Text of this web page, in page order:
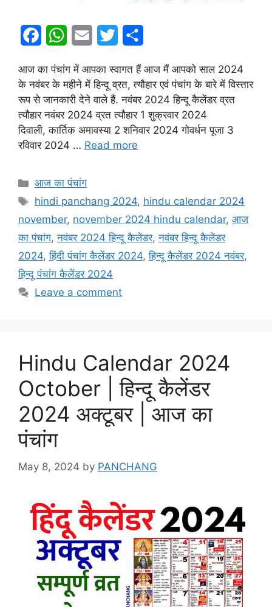
c
e
b
o
k
W
a
t
s
A
p
a
i
i
t
t
a
r
e
आज का पंचांग में आपका स्वागत हैं आज मैं आपको साल 2024
के नवंबर के महीने में हिन्दू व्रत, त्यौहार एवं पंचांग के बारे में विस्तार
रूप से जानकारी देने वाले हैं. नवंबर 2024 हिन्दू कैलेंडर व्रत
त्यौहार नवंबर 2024 व्रत त्यौहार 1 शुक्रवार 2024
दिवाली, कार्तिक अमावस्या 2 शनिवार 2024 गोवर्धन पूजा 3
रविवार 2024 … Read more
Categories
आज का पंचांग
Tags
hindi panchang 2024, hindu calendar 2024
november, november 2024 hindu calendar, आज
का पंचांग,नवंबर 2024 हिन्दू कैलेंडर,नवंबर हिन्दू कैलेंडर
2024,हिंदी पंचांग कैलेंडर 2024,हिन्दू कैलेंडर 2024 नवंबर,
हिन्दू पंचांग कैलेंडर 2024
Leave a comment
Hindu Calendar 2024
October | हिन्दू कैलेंडर
2024 अक्टूबर | आज का
पंचांग
May 8, 2024 by PANCHANG